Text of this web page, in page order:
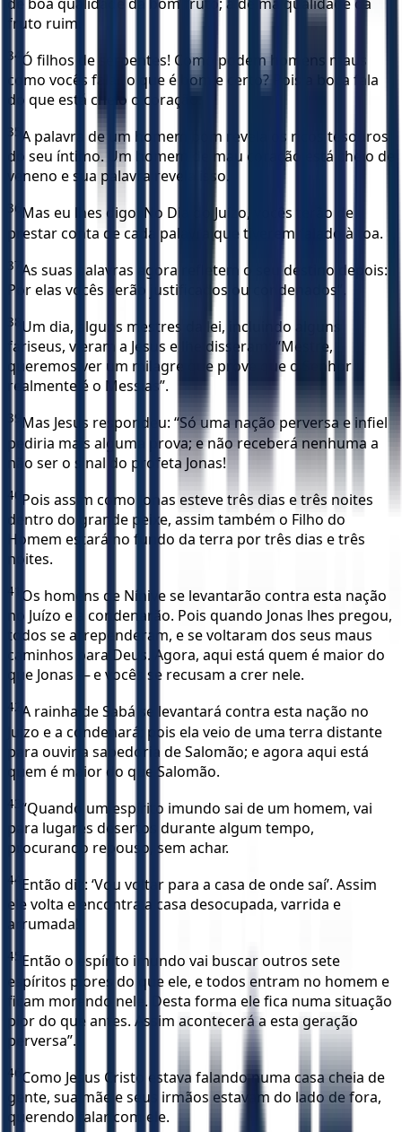
fruto ruim.
34 Ó filhos de serpentes! Como podem homens maus
como vocês falar o que é bom e certo? Pois a boca fala
do que está cheio o coração.
35 A palavra de um homem bom revela os ricos tesouros
do seu íntimo. Um homem de mau coração está cheio de
veneno e sua palavra revela isso.
36 Mas eu lhes digo: No Dia do Juízo, vocês terão de
prestar conta de cada palavra que tiverem falado à toa.
37 As suas palavras agora refletem o seu destino depois:
Por elas vocês serão justificados ou condenados”.
38 Um dia, alguns mestres da lei, incluindo alguns
fariseus, vieram a Jesus e lhe disseram: “Mestre,
queremos ver um milagre que prove que o Senhor
realmente é o Messias”.
39 Mas Jesus respondeu: “Só uma nação perversa e infiel
pediria mais alguma prova; e não receberá nenhuma a
não ser o sinal do profeta Jonas!
40 Pois assim como Jonas esteve três dias e três noites
dentro do grande peixe, assim também o Filho do
Homem estará no fundo da terra por três dias e três
noites.
41 Os homens de Nínive se levantarão contra esta nação
no Juízo e a condenarão. Pois quando Jonas lhes pregou,
todos se arrependeram, e se voltaram dos seus maus
caminhos para Deus. Agora, aqui está quem é maior do
que Jonas — e vocês se recusam a crer nele.
42 A rainha de Sabá se levantará contra esta nação no
Juízo e a condenará; pois ela veio de uma terra distante
para ouvir a sabedoria de Salomão; e agora aqui está
quem é maior do que Salomão.
43 “Quando um espírito imundo sai de um homem, vai
para lugares desertos durante algum tempo,
procurando repouso, sem achar.
44 Então diz: ‘Vou voltar para a casa de onde saí’. Assim
ele volta e encontra a casa desocupada, varrida e
arrumada!
45 Então o espírito imundo vai buscar outros sete
espíritos piores do que ele, e todos entram no homem e
ficam morando nele. Desta forma ele fica numa situação
pior do que antes. Assim acontecerá a esta geração
perversa”.
46 Como Jesus Cristo estava falando numa casa cheia de
gente, sua mãe e seus irmãos estavam do lado de fora,
querendo falar com ele.